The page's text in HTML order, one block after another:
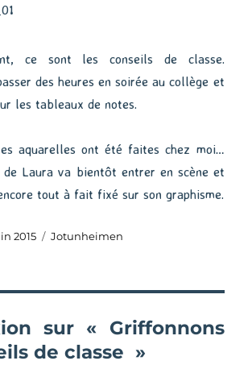
ce sont les conseils de classe.
des heures en soirée au collège et
les tableaux de notes.
aquarelles ont été faites chez moi…
de Laura va bientôt entrer en scène et
tout à fait fixé sur son graphisme.
2015 Catégories
Jotunheimen
sur « Griffonnons
de classe »